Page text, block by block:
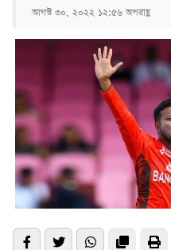
আগস্ট ৩০, ২০২২ ১২:৫৬ অপরাহ্ণ